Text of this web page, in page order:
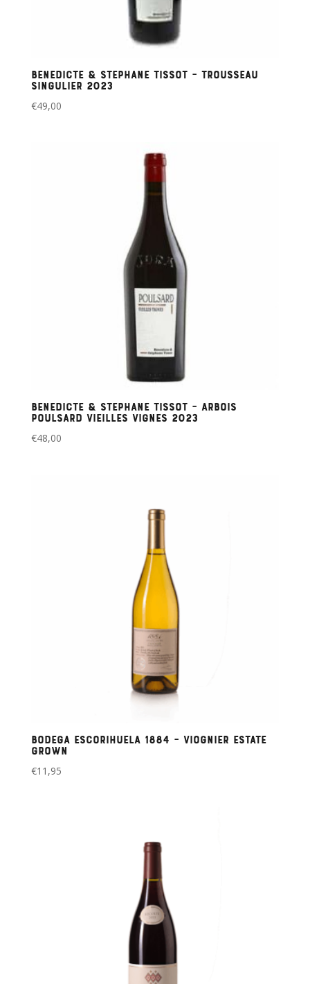
Benedicte & Stephane Tissot – Trousseau
Singulier 2023
€49,00
Benedicte & Stephane Tissot – Arbois
Poulsard Vieilles Vignes 2023
€48,00
Bodega Escorihuela 1884 – Viognier Estate
Grown
€11,95